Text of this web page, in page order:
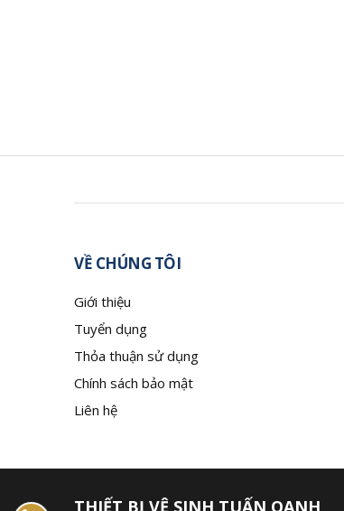
VỀ CHÚNG TÔI
Giới thiệu
Tuyển dụng
Thỏa thuận sử dụng
Chính sách bảo mật
Liên hệ
THIẾT BỊ VỆ SINH TUẤN OANH